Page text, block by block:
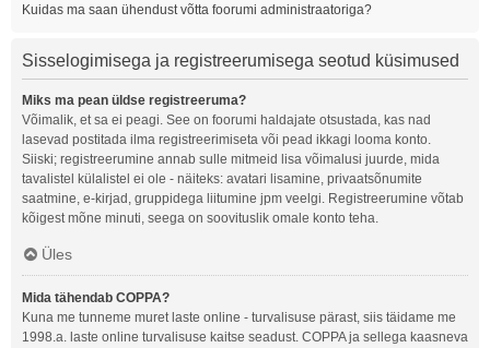
Kuidas ma saan ühendust võtta foorumi administraatoriga?
Sisselogimisega ja registreerumisega seotud küsimused
Miks ma pean üldse registreeruma?
Võimalik, et sa ei peagi. See on foorumi haldajate otsustada, kas nad
lasevad postitada ilma registreerimiseta või pead ikkagi looma konto.
Siiski; registreerumine annab sulle mitmeid lisa võimalusi juurde, mida
tavalistel külalistel ei ole - näiteks: avatari lisamine, privaatsõnumite
saatmine, e-kirjad, gruppidega liitumine jpm veelgi. Registreerumine võtab
kõigest mõne minuti, seega on soovituslik omale konto teha.
Üles
Mida tähendab COPPA?
Kuna me tunneme muret laste online - turvalisuse pärast, siis täidame me
1998.a. laste online turvalisuse kaitse seadust. COPPA ja sellega kaasneva